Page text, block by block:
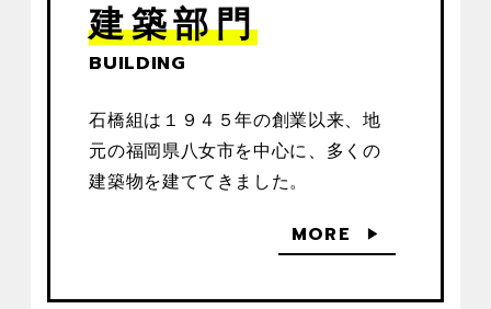
建築部門
BUILDING
石橋組は１９４５年の創業以来、地
元の福岡県八女市を中心に、多くの
建築物を建ててきました。
MORE